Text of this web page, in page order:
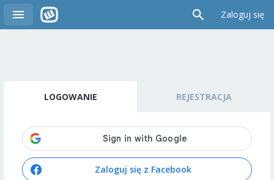
Zaloguj się
LOGOWANIE REJESTRACJA
Zaloguj się z Facebook